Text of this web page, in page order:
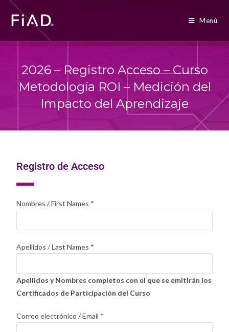
Menú
2026 – Registro Acceso – Curso
Metodología ROI – Medición del
Impacto del Aprendizaje
Registro de Acceso
Nombres / First Names *
Apellidos / Last Names *
Apellidos y Nombres completos con el que se emitirán los
Certificados de Participación del Curso
Correo electrónico / Email *